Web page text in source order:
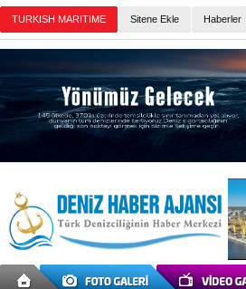
Sitene Ekle Haberler